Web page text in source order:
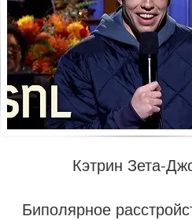
Кэтрин Зета-
Биполярное